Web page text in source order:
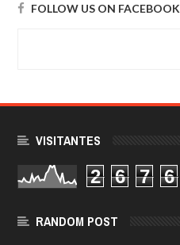
FOLLOW US ON FACEBOOK
VISITANTES
2 6 7 6
RANDOM POST